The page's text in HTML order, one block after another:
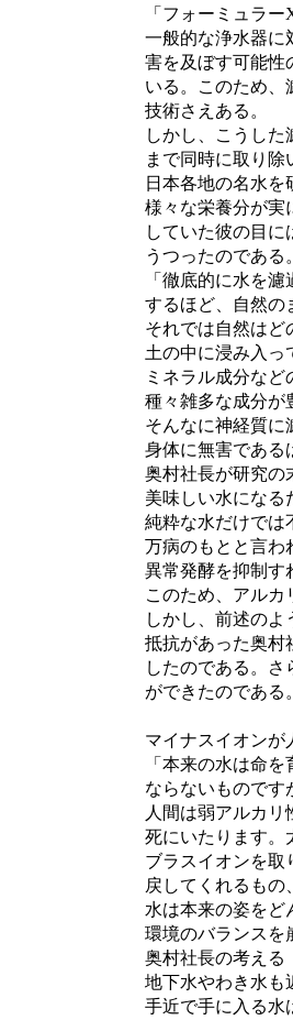
「フォーミュラーX
一般的な浄水器に対
害を及ぼす可能性の
いる。このため、濾
技術さえある。
しかし、こうした濾
まで同時に取り除い
日本各地の名水を研
様々な栄養分が実に
していた彼の目には
うつったのである。
「徹底的に水を濾過
するほど、自然のま
それでは自然はどの
土の中に浸み入って
ミネラル成分などの
種々雑多な成分が豊
そんなに神経質に濾
身体に無害である
奥村社長が研究の末
美味しい水になるだ
純粋な水だけでは不
万病のもとと言われ
異常発酵を抑制すれ
このため、アルカリ
しかし、前述のよう
抵抗があった奥村社
したのである。さら
ができたのである。
マイナスイオンが
「本来の水は命を育
ならないものですが
人間は弱アルカリ性
死にいたります。太
ブラスイオンを取り
戻してくれるもの、
水は本来の姿をどん
環境のバランスを崩
奥村社長の考える「
地下水やわき水も近
手近で手に入る水は